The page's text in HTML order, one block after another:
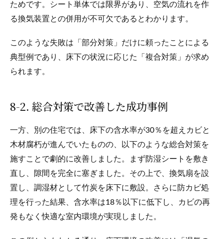
ためです。シート単体では限界があり、空気の流れを作
る換気装置との併用が不可欠であるとわかります。
このような失敗は「部分対策」だけに頼ったことによる
典型例であり、床下の状況に応じた「複合対策」が求め
られます。
8-2. 総合対策で改善した成功事例
一方、別の住宅では、床下の含水率が30％を超えカビと
木材腐朽が進んでいたものの、以下のような総合対策を
施すことで劇的に改善しました。まず防湿シートを敷き
直し、隙間を完全に塞ぎました。その上で、換気扇を設
置し、調湿材として竹炭を床下に敷設。さらに防カビ処
理を行った結果、含水率は18％以下に低下し、カビの再
発もなく快適な室内環境が実現しました。